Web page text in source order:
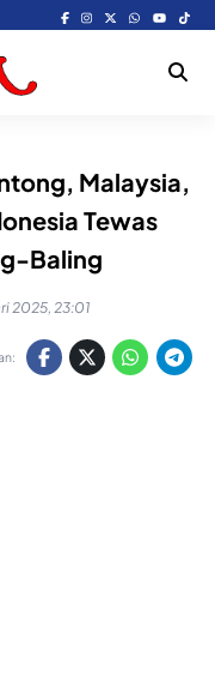
Malaysia,
Tewas
Baling
2025, 23:01